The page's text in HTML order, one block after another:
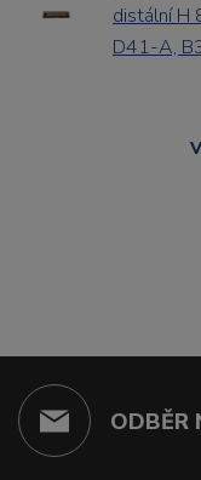
distální H
D41-A,
ODBĚR